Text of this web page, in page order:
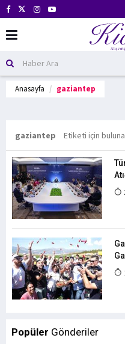
Anasayfa gaziantep
gaziantep Etiketi için
Popüler Gönderiler